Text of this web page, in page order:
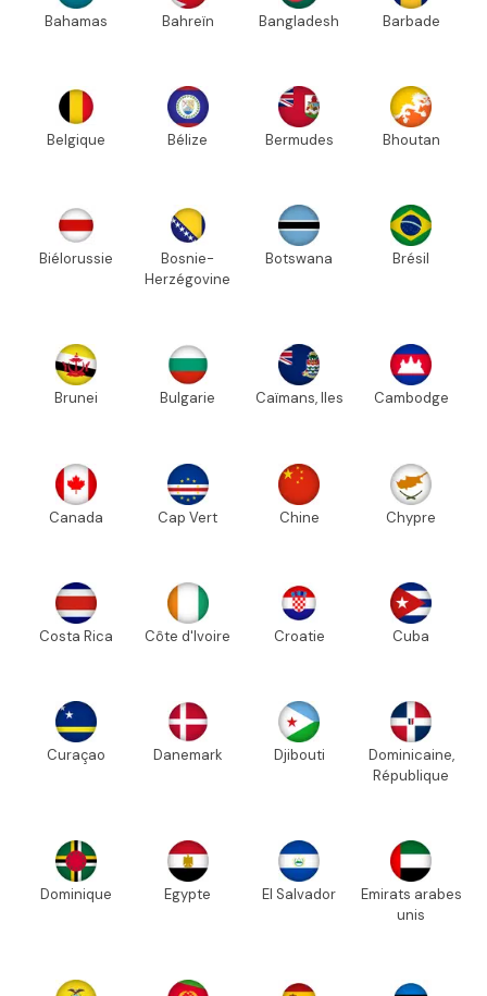
Bahamas Bahreïn Bangladesh Barbade
Belgique Bélize Bermudes Bhoutan
Biélorussie
Bosnie-
Herzégovine
Botswana Brésil
Brunei Bulgarie Caïmans, Iles Cambodge
Canada Cap Vert Chine Chypre
Costa Rica Côte d'Ivoire Croatie Cuba
Curaçao Danemark Djibouti
Dominicaine,
République
Dominique Egypte El Salvador
Emirats arabes
unis